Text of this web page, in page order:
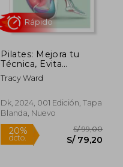
55%
dcto. S/
Pilates: Mejora tu
Técnica, Evita
Lesiones, Perfecciona
tu Entrenamiento
Tracy Ward
Dk, 2024, 001 Edición, Tapa
Blanda, Nuevo